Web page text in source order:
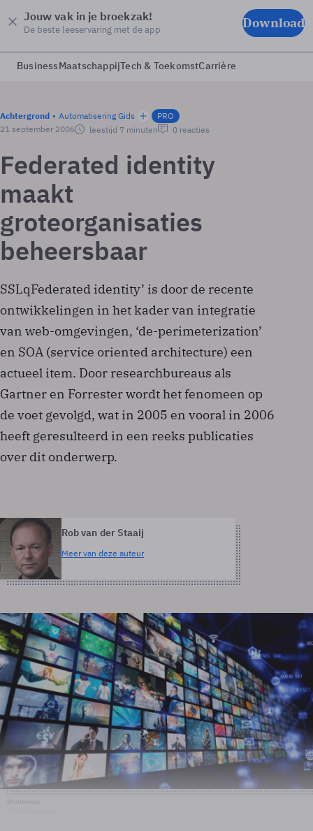
Jouw vak in je broekzak!
De beste leeservaring met de app Download
BusinessMaatschappijTech & ToekomstCarrière
Achtergrond Automatisering Gids
PRO
21 september 2006
leestijd 7 minuten 0 reacties
Federated identity
maakt
groteorganisaties
beheersbaar
SSLqFederated identity’ is door de recente
ontwikkelingen in het kader van integratie
van web-omgevingen, ‘de-perimeterization’
en SOA (service oriented architecture) een
actueel item. Door researchbureaus als
Gartner en Forrester wordt het fenomeen op
de voet gevolgd, wat in 2005 en vooral in 2006
heeft geresulteerd in een reeks publicaties
over dit onderwerp.
Rob van der Staaij
Meer van deze auteur